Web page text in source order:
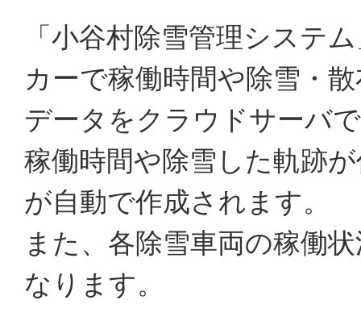
「小谷村除雪管理システ
カーで稼働時間や除雪・
データをクラウドサーバ
稼働時間や除雪した軌跡
が自動で作成されます。
また、各除雪車両の稼働
なります。